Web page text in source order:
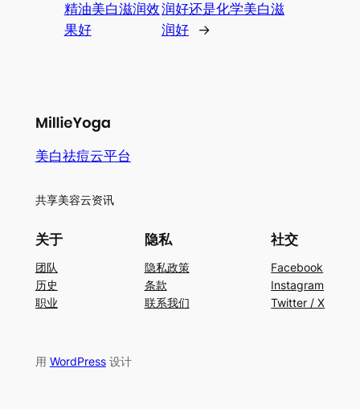
精油美白滋润效
果好
润好还是化学美白滋
润好
→
美白祛痘云平台
共享美容云资讯
关于
团队
历史
职业
隐私
隐私政策
条款
联系我们
社交
Facebook
Instagram
Twitter / X
用 WordPress设计